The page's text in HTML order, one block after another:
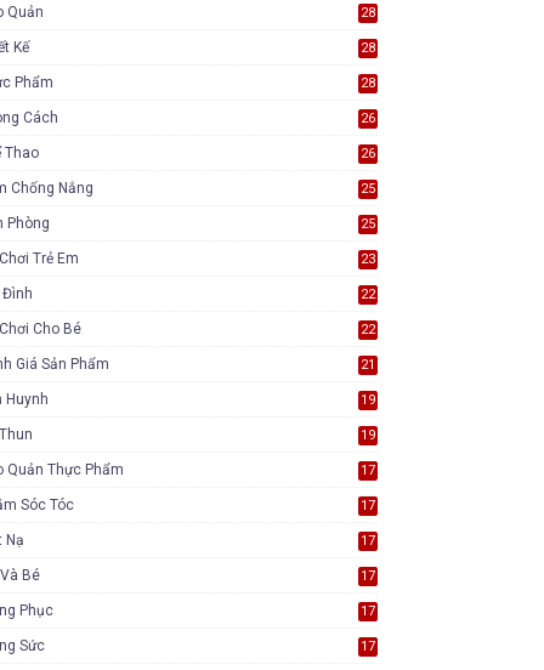
Quản 28
Kế 28
Phẩm 28
Cách 26
Thao 26
Chống Nắng 25
Phòng 25
Trẻ Em 23
Đình 22
Cho Bé 22
Giá Sản Phẩm 21
Huynh 19
19
Quản Thực Phẩm 17
Sóc Tóc 17
Nạ 17
Bé 17
Phục 17
Sức 17